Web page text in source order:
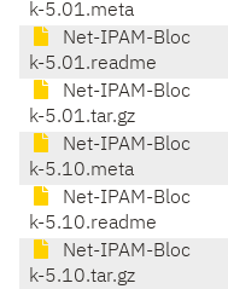
k-5.01.meta
Net-IPAM-Bloc
k-5.01.readme
Net-IPAM-Bloc
k-5.01.tar.gz
Net-IPAM-Bloc
k-5.10.meta
Net-IPAM-Bloc
k-5.10.readme
Net-IPAM-Bloc
k-5.10.tar.gz